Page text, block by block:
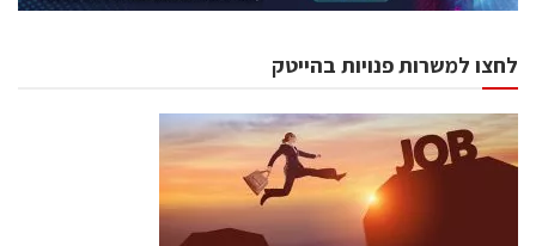
לחצו למשרות פנויות בהייטק